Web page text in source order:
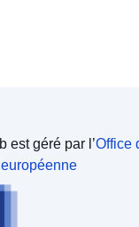
est géré par l’Office